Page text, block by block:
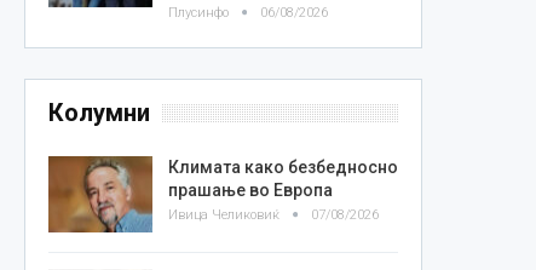
Плусинфо 06/08/2026
Колумни
Климата како безбедносно
прашање во Европа
Ивица Челиковиќ 07/08/2026